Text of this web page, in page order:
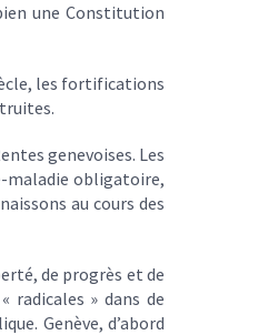
une Constitution
les fortifications
genevoises. Les
maladie obligatoire,
au cours des
de progrès et de
radicales » dans de
Genève, d’abord